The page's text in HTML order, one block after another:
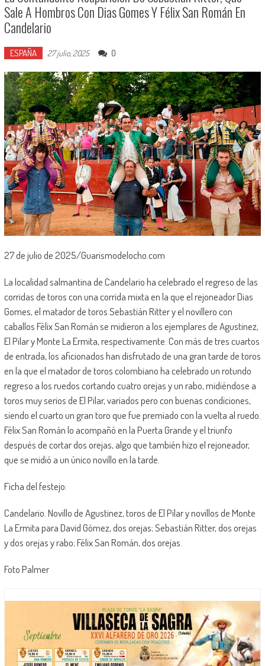
Sale A Hombros Con Dias Gomes Y Félix San Román En
Candelario
ESPAÑA 27 julio, 2025 0
27 de julio de 2025/Guarismodelocho.com
La localidad salmantina de Candelario ha celebrado el regreso de las
corridas de toros con una corrida mixta en la que el rejoneador Dias
Gomes, el matador de toros Sebastián Ritter y el novillero con
caballos Félix San Román se midieron a los ejemplares de Agustinez,
El Pilar y Monte La Ermita, respectivamente. Con más de tres cuartos
de entrada, los aficionados han disfrutado de una gran tarde de toros
en la que el matador de toros colombiano ha celebrado un rotundo
regreso a los ruedos cortando cuatro orejas y un rabo, midiéndose a
toros muy serios de El Pilar, variados pero con buenas condiciones,
siendo el cuarto un gran toro que fue premiado con la vuelta al ruedo.
Félix San Román lo acompañó en la Puerta Grande y el triunfo
después de cortar dos orejas, algo que también hizo el rejoneador,
que se midió a un único novillo en la tarde.
Ficha del festejo:
Candelario. Novillo de Agustinez, toros de El Pilar y novillos de Monte
La Ermita para David Gómez, dos orejas; Sebastián Ritter, dos orejas
y dos orejas y rabo; Félix San Román, dos orejas.
Foto Palmer